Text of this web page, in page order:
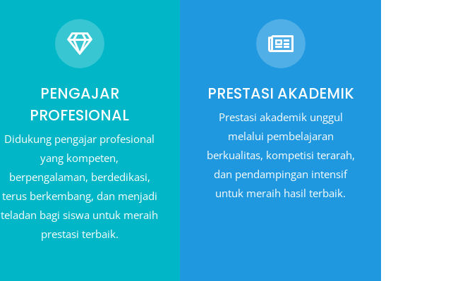
PENGAJAR
PROFESIONAL
Didukung pengajar profesional
yang kompeten,
berpengalaman, berdedikasi,
terus berkembang, dan menjadi
teladan bagi siswa untuk meraih
prestasi terbaik.
PRESTASI AKADEMIK
Prestasi akademik unggul
melalui pembelajaran
berkualitas, kompetisi terarah,
dan pendampingan intensif
untuk meraih hasil terbaik.